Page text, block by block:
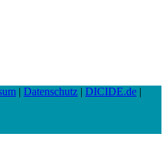
| Datenschutz | DICIDE.de |